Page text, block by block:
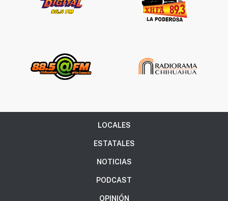
LOCALES
ESTATALES
NOTICIAS
PODCAST
OPINIÓN